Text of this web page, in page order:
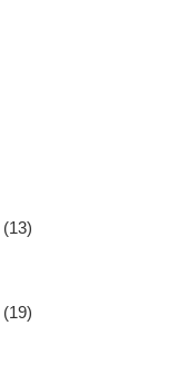
(13)
(19)